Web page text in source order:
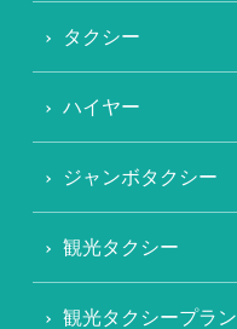
タクシー
ハイヤー
ジャンボタクシー
観光タクシー
観光タクシープラン